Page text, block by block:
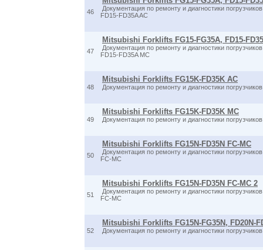
46
Документация по ремонту и диагностики
FD15-FD35A AC
47
Mitsubishi Forklifts FG15-FG35A, FD15-
Документация по ремонту и диагностики
FD15-FD35A MC
48
Mitsubishi Forklifts FG15K-FD35K AC
Документация по ремонту и диагностики
49
Mitsubishi Forklifts FG15K-FD35K MC
Документация по ремонту и диагностики
50
Mitsubishi Forklifts FG15N-FD35N FC-MC
Документация по ремонту и диагностики
FC-MC
51
Mitsubishi Forklifts FG15N-FD35N FC-MC 2
Документация по ремонту и диагностики
FC-MC
52
Mitsubishi Forklifts FG15N-FG35N, FD20N-
Документация по ремонту и диагностики